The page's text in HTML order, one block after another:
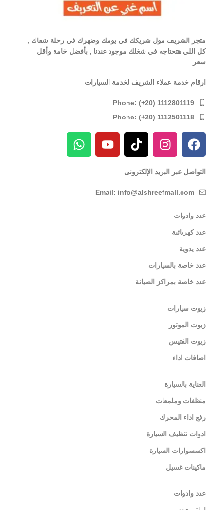
متجر الشريف مول شريكك في يومك وضهرك في رحلة شقاك ,
كل اللي هتحتاجه في شغلك موجود عندنا , بأفضل خامة وأقل
سعر
ارقام خدمة عملاء الشريف لخدمة السيارات
Phone: (+20) 1112801119
Phone: (+20) 1112501118
التواصل عبر البريد الإلكترونى
Email: info@alshreefmall.com
عدد وادوات
عدد كهربائية
عدد يدوية
عدد خاصة بالسيارات
عدد خاصة بمراكز الصيانة
زيوت سيارات
زيوت الموتور
زيوت الفتيس
اضافات اداء
العناية بالسيارة
منظفات وملمعات
رفع اداء المحرك
ادوات تنظيف السيارة
اكسسوارات السيارة
ماكينات غسيل
عدد وادوات